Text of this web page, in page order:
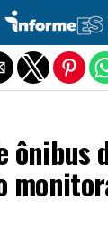
ônibus
da versão